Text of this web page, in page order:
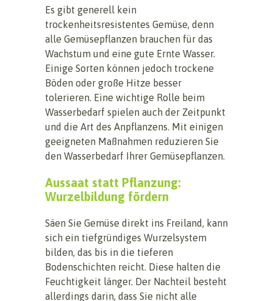
Es gibt generell kein
trockenheitsresistentes Gemüse, denn
alle Gemüsepflanzen brauchen für das
Wachstum und eine gute Ernte Wasser.
Einige Sorten können jedoch trockene
Böden oder große Hitze besser
tolerieren. Eine wichtige Rolle beim
Wasserbedarf spielen auch der Zeitpunkt
und die Art des Anpflanzens. Mit einigen
geeigneten Maßnahmen reduzieren Sie
den Wasserbedarf Ihrer Gemüsepflanzen.
Aussaat statt Pflanzung:
Wurzelbildung fördern
Säen Sie Gemüse direkt ins Freiland, kann
sich ein tiefgründiges Wurzelsystem
bilden, das bis in die tieferen
Bodenschichten reicht. Diese halten die
Feuchtigkeit länger. Der Nachteil besteht
allerdings darin, dass Sie nicht alle